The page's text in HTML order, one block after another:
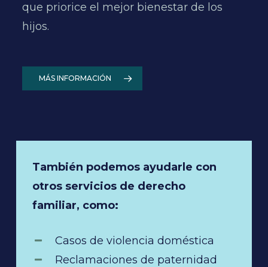
que priorice el mejor bienestar de los
hijos.
MÁS INFORMACIÓN
También podemos ayudarle con
otros servicios de derecho
familiar, como:
Casos de violencia doméstica
Reclamaciones de paternidad